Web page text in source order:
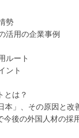
勢
活用の企業事例
ルート
ント
とは？
本」、その原因と改
後の外国人材の採